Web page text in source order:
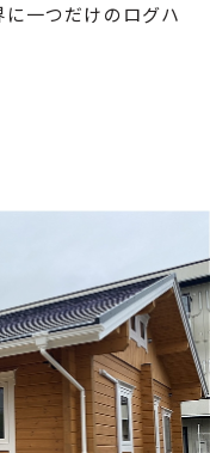
一つだけのログハ